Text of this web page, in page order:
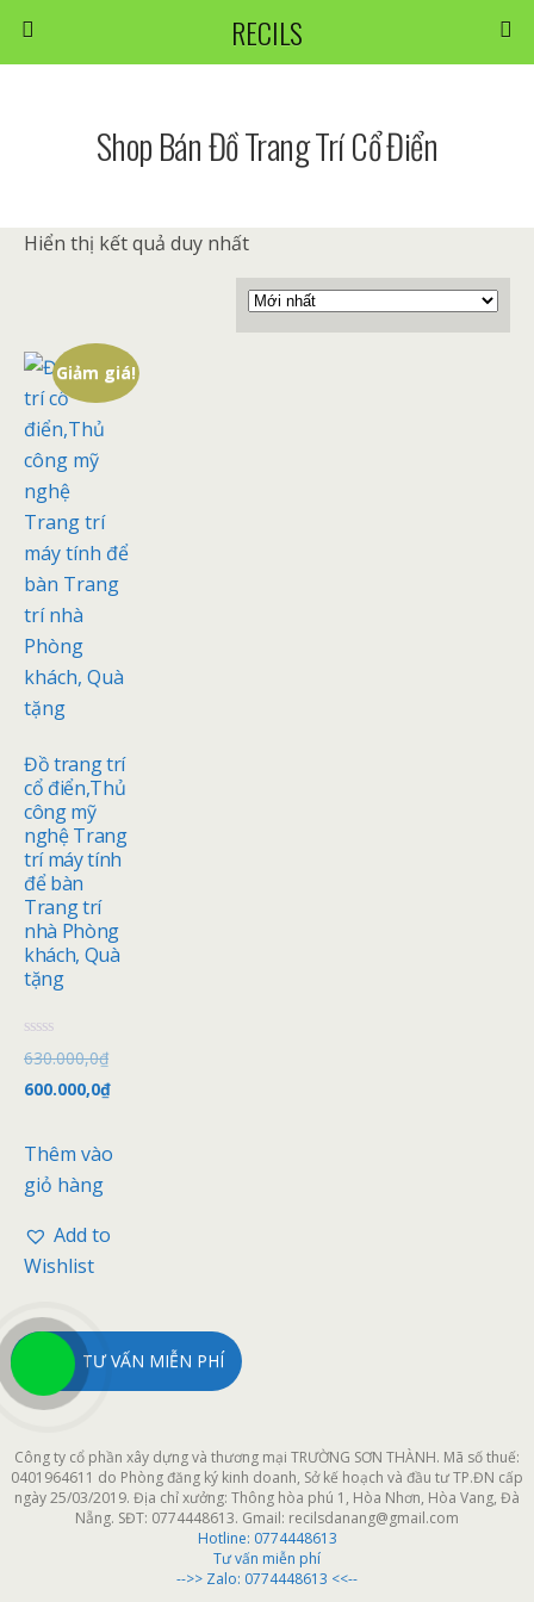
RECILS
Shop Bán Đồ Trang Trí Cổ Điển
Hiển thị kết quả duy nhất
Giảm giá!
Đồ trang trí
cổ điển,Thủ
công mỹ
nghệ Trang
trí máy tính
để bàn
Trang trí
nhà Phòng
khách, Quà
tặng
Đ
ư
ợ
c
p
h
n
5
a
630.000,0₫
600.000,0₫
Thêm vào
giỏ hàng
Add to
Wishlist
Công ty cổ phần xây dựng và thương mại TRƯỜNG SƠN THÀNH. Mã số thuế:
0401964611 do Phòng đăng ký kinh doanh, Sở kế hoạch và đầu tư TP.ĐN cấp
ngày 25/03/2019. Địa chỉ xưởng: Thông hòa phú 1, Hòa Nhơn, Hòa Vang, Đà
Nẵng. SĐT: 0774448613. Gmail: recilsdanang@gmail.com
Hotline: 0774448613
Tư vấn miễn phí
-->> Zalo: 0774448613 <<--
TƯ VẤN MIỄN PHÍ